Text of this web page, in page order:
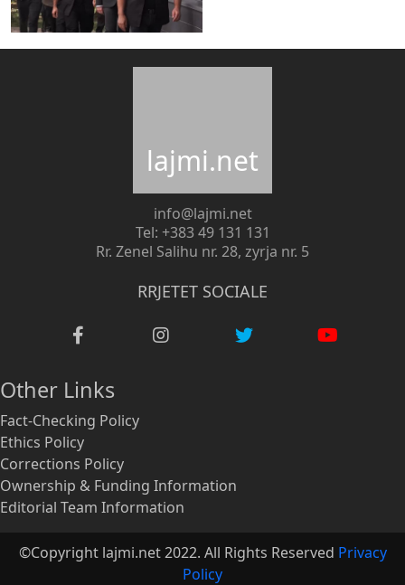
lajmi.net
info@lajmi.net
Tel: +383 49 131 131
Rr. Zenel Salihu nr. 28, zyrja nr. 5
RRJETET SOCIALE
Other Links
Fact-Checking Policy
Ethics Policy
Corrections Policy
Ownership & Funding Information
Editorial Team Information
©Copyright lajmi.net 2022. All Rights Reserved Privacy
Policy